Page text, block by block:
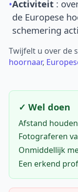
•Activiteit :
de Europese
schemering
Twijfelt u over de
hoornaar,
✓ Wel doen
Afstand
Fotograferen
Onmiddellijk
Een erkend